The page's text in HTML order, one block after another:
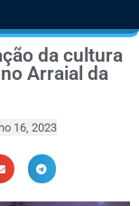
da cultura
Arraial da
16, 2023